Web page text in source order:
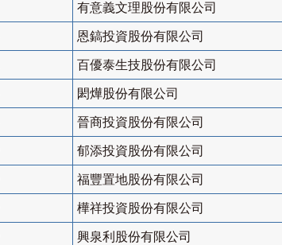
有意義文理股份有限公司
恩鎬投資股份有限公司
百優泰生技股份有限公司
閎燁股份有限公司
晉商投資股份有限公司
郁添投資股份有限公司
福豐置地股份有限公司
樺祥投資股份有限公司
興泉利股份有限公司